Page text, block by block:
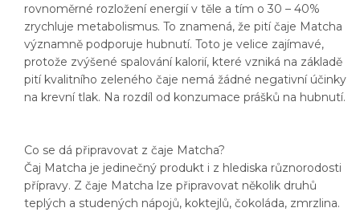
rovnoměrné rozložení energií v těle a tím o 30 – 40%
zrychluje metabolismus. To znamená, že pití čaje Matcha
významně podporuje hubnutí. Toto je velice zajímavé,
protože zvýšené spalování kalorií, které vzniká na základě
pití kvalitního zeleného čaje nemá žádné negativní účinky
na krevní tlak. Na rozdíl od konzumace prášků na hubnutí.
Co se dá připravovat z čaje Matcha?
Čaj Matcha je jedinečný produkt i z hlediska různorodosti
přípravy. Z čaje Matcha lze připravovat několik druhů
teplých a studených nápojů, koktejlů, čokoláda, zmrzlina.